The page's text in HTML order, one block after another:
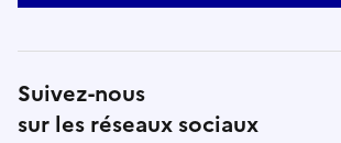
Suivez-nous
sur les réseaux sociaux